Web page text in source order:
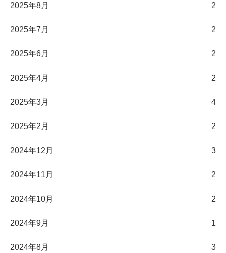
2025年8月 2
2025年7月 2
2025年6月 2
2025年4月 2
2025年3月 4
2025年2月 2
2024年12月 3
2024年11月 2
2024年10月 2
2024年9月 1
2024年8月 3